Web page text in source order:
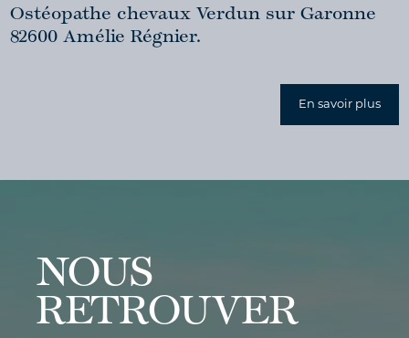
Ostéopathe chevaux Verdun sur Garonne
82600 Amélie Régnier.
En savoir plus
NOUS
RETROUVER